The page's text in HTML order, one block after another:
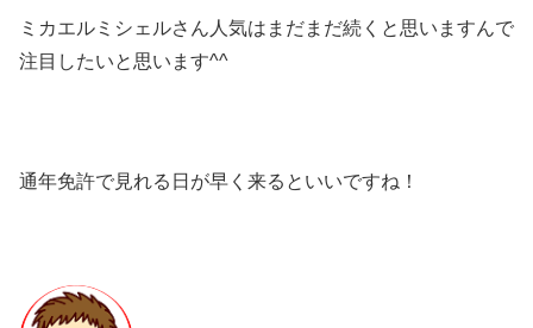
ミカエルミシェルさん人気はまだまだ続くと思いますんで
注目したいと思います^^
通年免許で見れる日が早く来るといいですね！